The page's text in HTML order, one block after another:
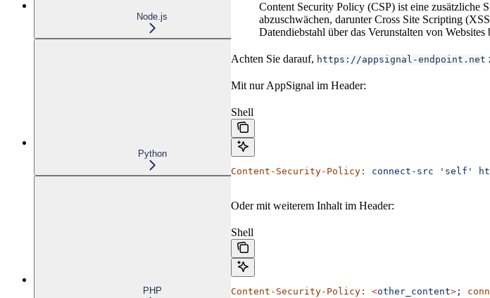
Node.js
Python
PHP
Content Security Policy (CSP) ist eine zusätzliche
abzuschwächen, darunter Cross Site Scripting
Datendiebstahl über das Verunstalten von
Achten Sie darauf, https://appsignal-endpoint.net
Mit nur AppSignal im Header:
Shell
Content-Security-Policy: connect-src 'self'
Oder mit weiterem Inhalt im Header:
Shell
Content-Security-Policy: <other_content> ;